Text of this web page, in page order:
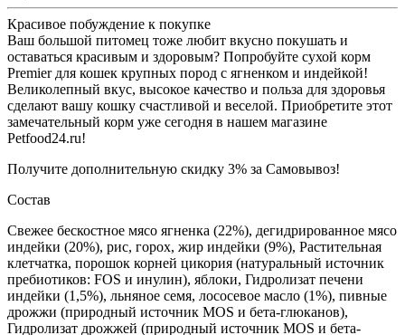
Красивое побуждение к покупке
Ваш большой питомец тоже любит вкусно покушать и
оставаться красивым и здоровым? Попробуйте сухой корм
Premier для кошек крупных пород с ягненком и индейкой!
Великолепный вкус, высокое качество и польза для здоровья
сделают вашу кошку счастливой и веселой. Приобретите этот
замечательный корм уже сегодня в нашем магазине
Petfood24.ru!
Получите дополнительную скидку 3% за Самовывоз!
Состав
Свежее бескостное мясо ягненка (22%), дегидрированное мясо
индейки (20%), рис, горох, жир индейки (9%), Растительная
клетчатка, порошок корней цикория (натуральный источник
пребиотиков: FOS и инулин), яблоки, Гидролизат печени
индейки (1,5%), льняное семя, лососевое масло (1%), пивные
дрожжи (природный источник MOS и бета-глюканов),
Гидролизат дрожжей (природный источник MOS и бета-